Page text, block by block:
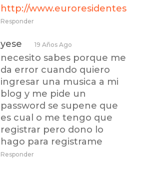
http://
Responder
yese 19 Años Ago
necesito sabes porque me
da error cuando quiero
ingresar una musica a mi
blog y me pide un
password se supene que
es cual o me tengo que
registrar pero dono lo
hago para registrame
Responder